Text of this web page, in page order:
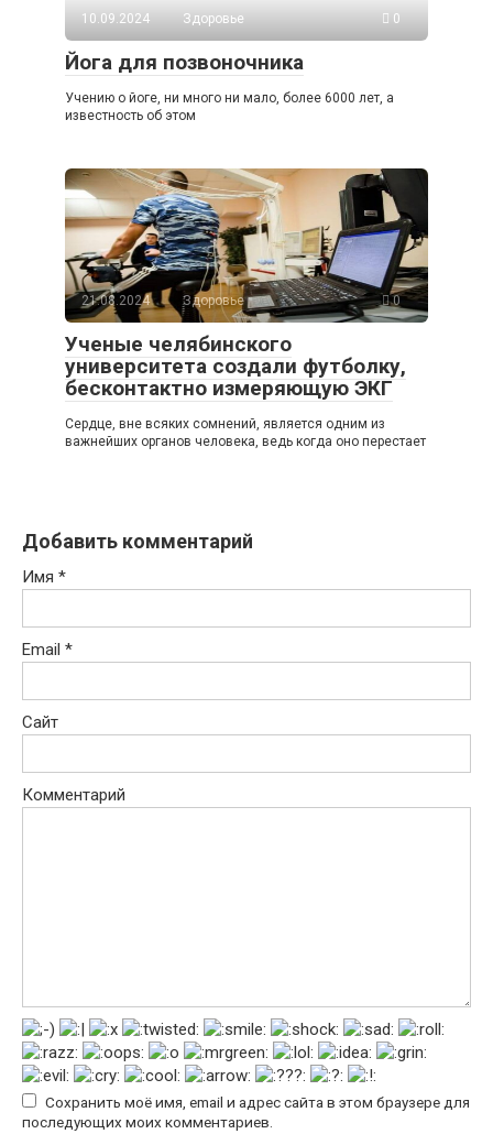
10.09.2024
Здоровье 0
Йога для позвоночника
Учению о йоге, ни много ни мало, более 6000 лет, а
известность об этом
21.08.2024 Здоровье 0
Ученые челябинского
университета создали футболку,
бесконтактно измеряющую ЭКГ
Сердце, вне всяких сомнений, является одним из
важнейших органов человека, ведь когда оно перестает
Добавить комментарий
Имя *
Email *
Сайт
Комментарий
Сохранить моё имя, email и адрес сайта в этом браузере для
последующих моих комментариев.